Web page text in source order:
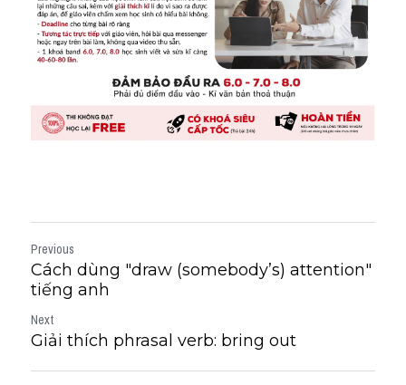
Previous
Cách dùng "draw (somebody’s) attention"
tiếng anh
Next
Giải thích phrasal verb: bring out